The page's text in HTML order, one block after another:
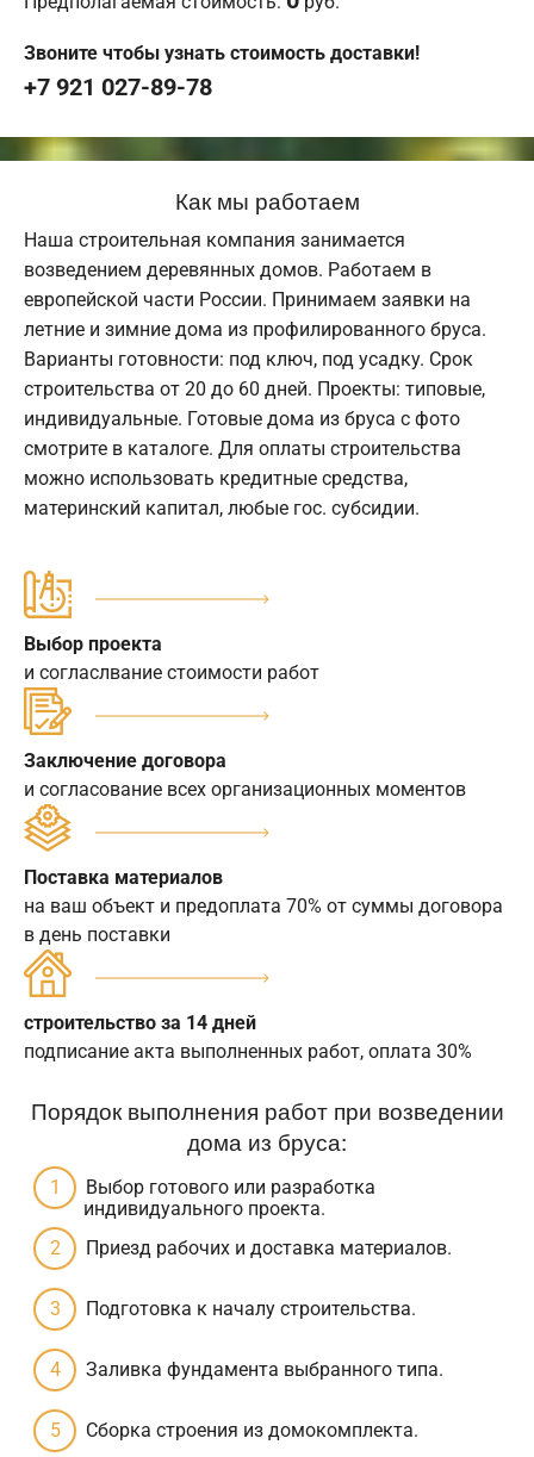
Звоните чтобы узнать стоимость доставки!
+7 921 027-89-78
Как мы работаем
Наша строительная компания занимается
возведением деревянных домов. Работаем в
европейской части России. Принимаем заявки на
летние и зимние дома из профилированного бруса.
Варианты готовности: под ключ, под усадку. Срок
строительства от 20 до 60 дней. Проекты: типовые,
индивидуальные. Готовые дома из бруса с фото
смотрите в каталоге. Для оплаты строительства
можно использовать кредитные средства,
материнский капитал, любые гос. субсидии.
Выбор проекта
и согласлвание стоимости работ
Заключение договора
и согласование всех организационных моментов
Поставка материалов
на ваш объект и предоплата 70% от суммы договора
в день поставки
строительство за 14 дней
подписание акта выполненных работ, оплата 30%
Порядок выполнения работ при возведении
дома из бруса:
Выбор готового или разработка
индивидуального проекта.
Приезд рабочих и доставка материалов.
Подготовка к началу строительства.
Заливка фундамента выбранного типа.
Сборка строения из домокомплекта.